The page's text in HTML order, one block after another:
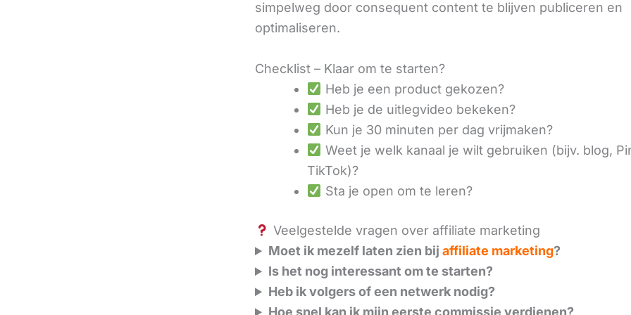
simpelweg door consequent content te blijven publiceren en
optimaliseren.
Checklist – Klaar om te starten?
Heb je een product gekozen?
Heb je de uitlegvideo bekeken?
Kun je 30 minuten per dag vrijmaken?
Weet je welk kanaal je wilt gebruiken (bijv. blog,
TikTok)?
Sta je open om te leren?
Veelgestelde vragen over affiliate marketing
Moet ik mezelf laten zien bijaffiliate marketing?
Is het nog interessant om te starten?
Heb ik volgers of een netwerk nodig?
Hoe snel kan ik mijn eerste commissie verdienen?